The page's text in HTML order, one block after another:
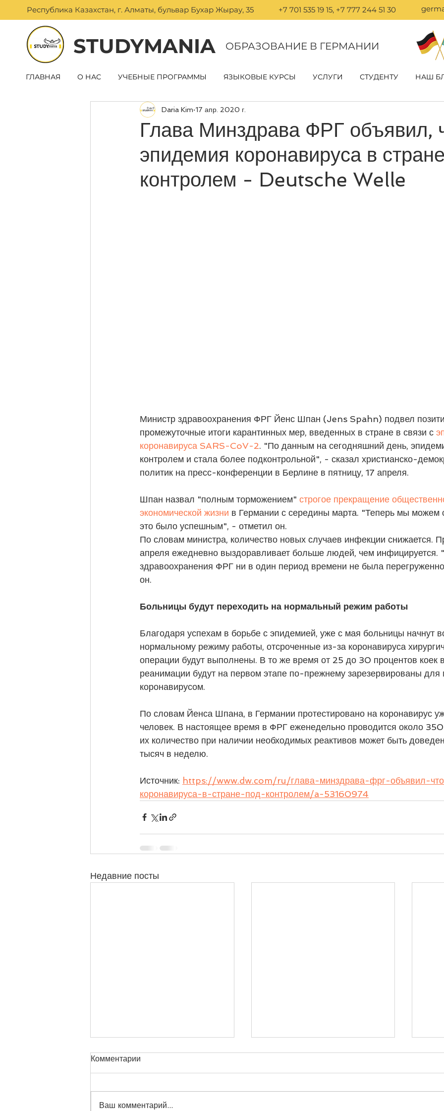
Республика Казахстан, г. Алматы, бульвар Бухар Жырау, 35 +7 701 535 19 15, +7 777 244 51 30
STUDYMANIA ОБРАЗОВАНИЕ В ГЕРМАНИИ
ГЛАВНАЯ О НАС УЧЕБНЫЕ ПРОГРАММЫ ЯЗЫКОВЫЕ КУРСЫ УСЛУГИ СТУДЕНТУ НАШ
Глава Минздрава ФРГ объявил,
эпидемия коронавируса в
контролем - Deutsche Welle
Daria Kim 17 апр. 2020 г.
Министр здравоохранения ФРГ Йенс Шпан (Jens Spahn) подвел
промежуточные итоги карантинных мер, введенных в стране в связи с
коронавируса SARS-CoV-2. "По данным на сегодняшний день,
контролем и стала более подконтрольной", - сказал христианско-
политик на пресс-конференции в Берлине в пятницу, 17 апреля.
Шпан назвал "полным торможением" строгое прекращение
экономической жизни в Германии с середины марта. "Теперь мы можем
это было успешным", - отметил он.
По словам министра, количество новых случаев инфекции снижается.
апреля ежедневно выздоравливает больше людей, чем инфицируется.
здравоохранения ФРГ ни в один период времени не была
он.
Больницы будут переходить на нормальный режим работы
Благодаря успехам в борьбе с эпидемией, уже с мая больницы начнут
нормальному режиму работы, отсроченные из-за коронавируса
операции будут выполнены. В то же время от 25 до 30 процентов коек
реанимации будут на первом этапе по-прежнему зарезервированы для
коронавирусом.
По словам Йенса Шпана, в Германии протестировано на коронавирус
человек. В настоящее время в ФРГ еженедельно проводится около 350
их количество при наличии необходимых реактивов может быть
тысяч в неделю.
Источник: https://www.dw.com/ru/глава-минздрава-фрг-объявил-
коронавируса-в-стране-под-контролем/a-53160974
Недавние посты
Комментарии
Ваш комментарий...